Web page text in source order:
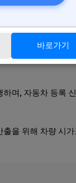
내용이 달라질 수
며, 자동차 등록
을 위해 차량 시
바로가기